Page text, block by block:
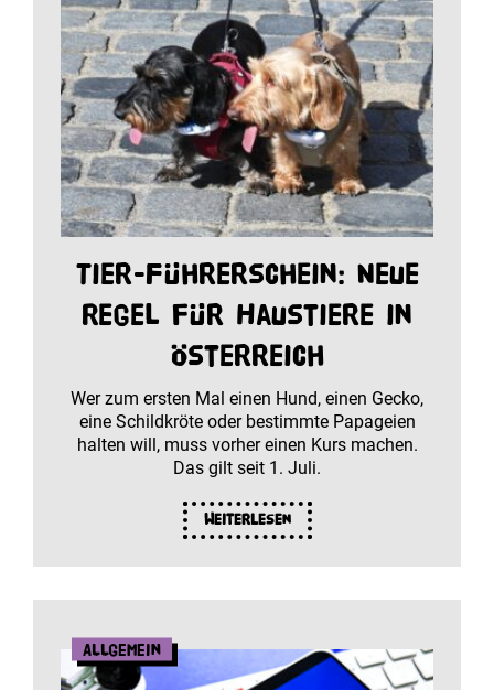
Tier-Führerschein: Neue
Regel für Haustiere in
Österreich
Wer zum ersten Mal einen Hund, einen Gecko,
eine Schildkröte oder bestimmte Papageien
halten will, muss vorher einen Kurs machen.
Das gilt seit 1. Juli.
Weiterlesen
Allgemein